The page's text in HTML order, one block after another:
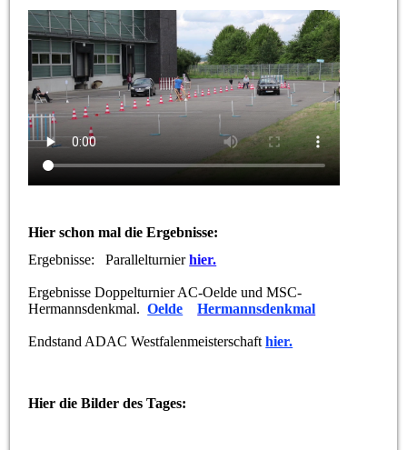
Hier schon mal die Ergebnisse:
Ergebnisse: Parallelturnierhier.
Ergebnisse Doppelturnier AC-Oelde und MSC-
Hermannsdenkmal. Oelde Hermannsdenkmal
Endstand ADAC Westfalenmeisterschaft hier.
Hier die Bilder des Tages: